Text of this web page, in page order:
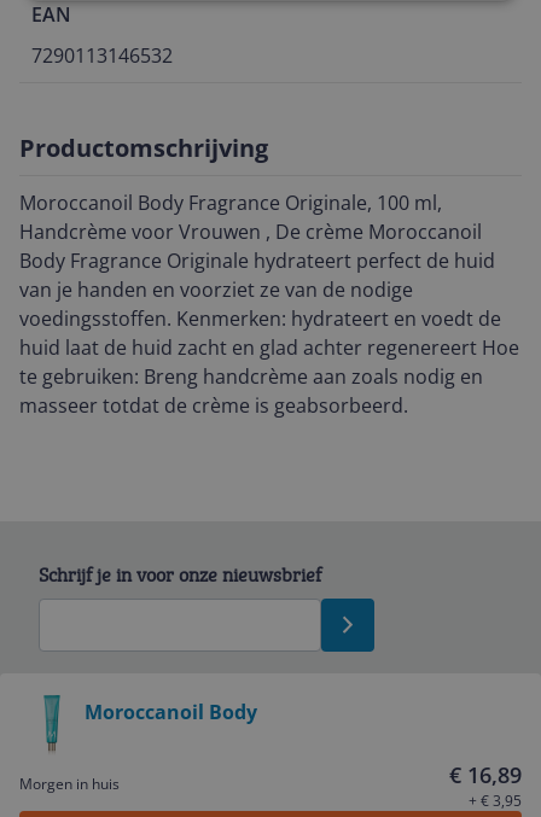
EAN
7290113146532
Productomschrijving
Moroccanoil Body Fragrance Originale, 100 ml,
Handcrème voor Vrouwen , De crème Moroccanoil
Body Fragrance Originale hydrateert perfect de huid
van je handen en voorziet ze van de nodige
voedingsstoffen. Kenmerken: hydrateert en voedt de
huid laat de huid zacht en glad achter regenereert Hoe
te gebruiken: Breng handcrème aan zoals nodig en
masseer totdat de crème is geabsorbeerd.
Moroccanoil Body
Morgen in huis € 16,89
+ € 3,95
Schrijf je in voor onze nieuwsbrief
Service